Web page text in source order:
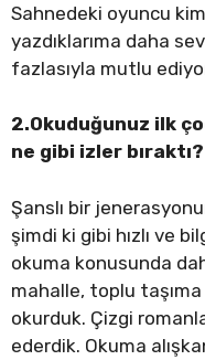
Sahnedeki oyuncu
yazdıklarıma daha
fazlasıyla mutlu
2.Okuduğunuz ilk
ne gibi izler bıraktı?
Şanslı bir
şimdi ki gibi hızlı ve
okuma konusunda
mahalle, toplu
okurduk. Çizgi
ederdik. Okuma